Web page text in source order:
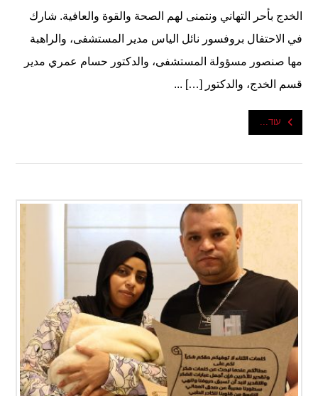
الخدج بأحر التهاني ونتمنى لهم الصحة والقوة والعافية. شارك
في الاحتفال بروفسور نائل الياس مدير المستشفى، والراهبة
مها صنصور مسؤولة المستشفى، والدكتور حسام عمري مدير
قسم الخدج، والدكتور […] ...
עוד...